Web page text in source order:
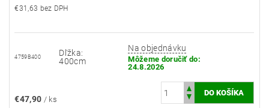
€31,63 bez DPH
4759B400
Dľžka:
400cm
Na objednávku
Môžeme doručiť do:
24.8.2026
€47,90 / ks